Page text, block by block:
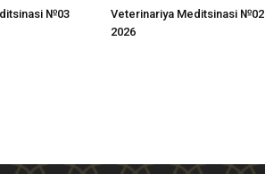
№03
Veterinariya Meditsinasi №02
2026